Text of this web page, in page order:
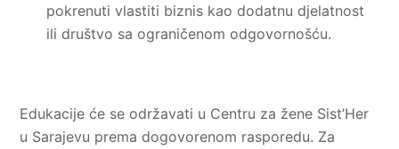
pokrenuti vlastiti biznis kao dodatnu djelatnost
ili društvo sa ograničenom odgovornošću.
Edukacije će se održavati u Centru za žene Sist’Her
u Sarajevu prema dogovorenom rasporedu. Za